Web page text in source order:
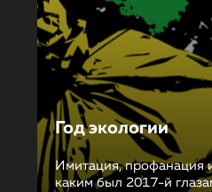
Год экологии
Имитация, профанация
каким был 2017-й